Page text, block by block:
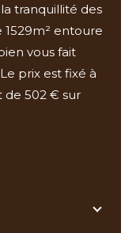
tranquillité des
entoure
vous fait
prix est fixé à
de 502 € sur